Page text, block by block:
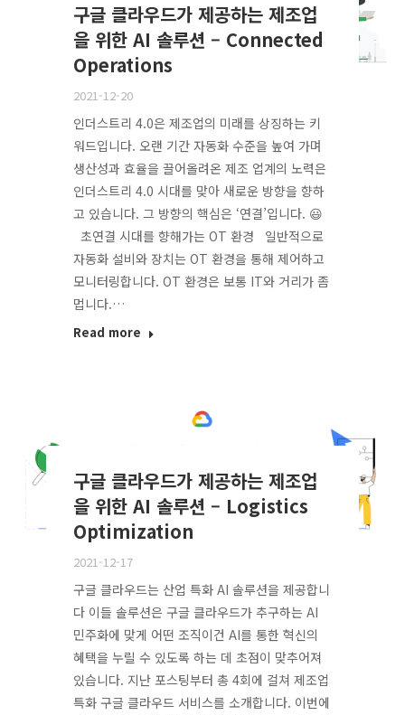
구글 클라우드가 제공하는 제조업
을 위한 AI 솔루션 – Connected
Operations
2021-12-20
인더스트리 4.0은 제조업의 미래를 상징하는 키
워드입니다. 오랜 기간 자동화 수준을 높여 가며
생산성과 효율을 끌어올려온 제조 업계의 노력은
인더스트리 4.0 시대를 맞아 새로운 방향을 향하
고 있습니다. 그 방향의 핵심은 ‘연결’입니다. 😃
초연결 시대를 향해가는 OT 환경 일반적으로
자동화 설비와 장치는 OT 환경을 통해 제어하고
모니터링합니다. OT 환경은 보통 IT와 거리가 좀
멉니다.…
Read more
구글 클라우드가 제공하는 제조업
을 위한 AI 솔루션 – Logistics
Optimization
2021-12-17
구글 클라우드는 산업 특화 AI 솔루션을 제공합니
다 이들 솔루션은 구글 클라우드가 추구하는 AI
민주화에 맞게 어떤 조직이건 AI를 통한 혁신의
혜택을 누릴 수 있도록 하는 데 초점이 맞추어져
있습니다. 지난 포스팅부터 총 4회에 걸쳐 제조업
특화 구글 클라우드 서비스를 소개합니다. 이번에